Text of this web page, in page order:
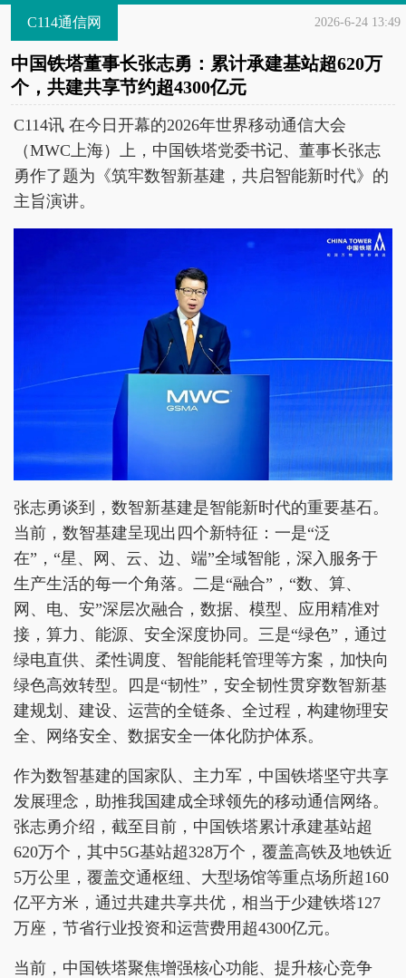
C114通信网 2026-6-24 13:49
中国铁塔董事长张志勇：累计承建基站超620万
个，共建共享节约超4300亿元
C114讯 在今日开幕的2026年世界移动通信大会
（MWC上海）上，中国铁塔党委书记、董事长张志
勇作了题为《筑牢数智新基建，共启智能新时代》的
主旨演讲。
张志勇谈到，数智新基建是智能新时代的重要基石。
当前，数智基建呈现出四个新特征：一是“泛
在”，“星、网、云、边、端”全域智能，深入服务于
生产生活的每一个角落。二是“融合”，“数、算、
网、电、安”深层次融合，数据、模型、应用精准对
接，算力、能源、安全深度协同。三是“绿色”，通过
绿电直供、柔性调度、智能能耗管理等方案，加快向
绿色高效转型。四是“韧性”，安全韧性贯穿数智新基
建规划、建设、运营的全链条、全过程，构建物理安
全、网络安全、数据安全一体化防护体系。
作为数智基建的国家队、主力军，中国铁塔坚守共享
发展理念，助推我国建成全球领先的移动通信网络。
张志勇介绍，截至目前，中国铁塔累计承建基站超
620万个，其中5G基站超328万个，覆盖高铁及地铁近
5万公里，覆盖交通枢纽、大型场馆等重点场所超160
亿平方米，通过共建共享共优，相当于少建铁塔127
万座，节省行业投资和运营费用超4300亿元。
当前，中国铁塔聚焦增强核心功能、提升核心竞争